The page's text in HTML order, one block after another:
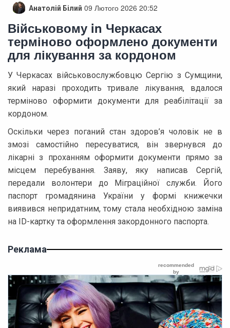
Анатолій Білий 09 Лютого 2026 20:52
Військовому in Черкасах
терміново оформлено документи
для лікування за кордоном
У Черкасах військовослужбовцю Сергію з Сумщини,
який наразі проходить тривале лікування, вдалося
терміново оформити документи для реабілітації за
кордоном.
Оскільки через поганий стан здоров’я чоловік не в
змозі самостійно пересуватися, він звернувся до
лікарні з проханням оформити документи прямо за
місцем перебування. Заяву, яку написав Сергій,
передали волонтери до Міграційної служби. Його
паспорт громадянина України у формі книжечки
виявився непридатним, тому стала необхідною заміна
на ID-картку та оформлення закордонного паспорта.
Реклама